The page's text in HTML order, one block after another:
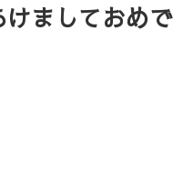
ましておめ